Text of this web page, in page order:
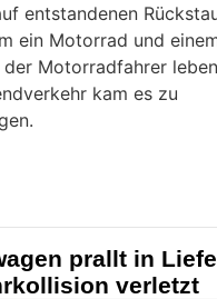
entstandenen
ein Motorrad und
Motorradfahrer
kam es zu
prallt in
verletzt